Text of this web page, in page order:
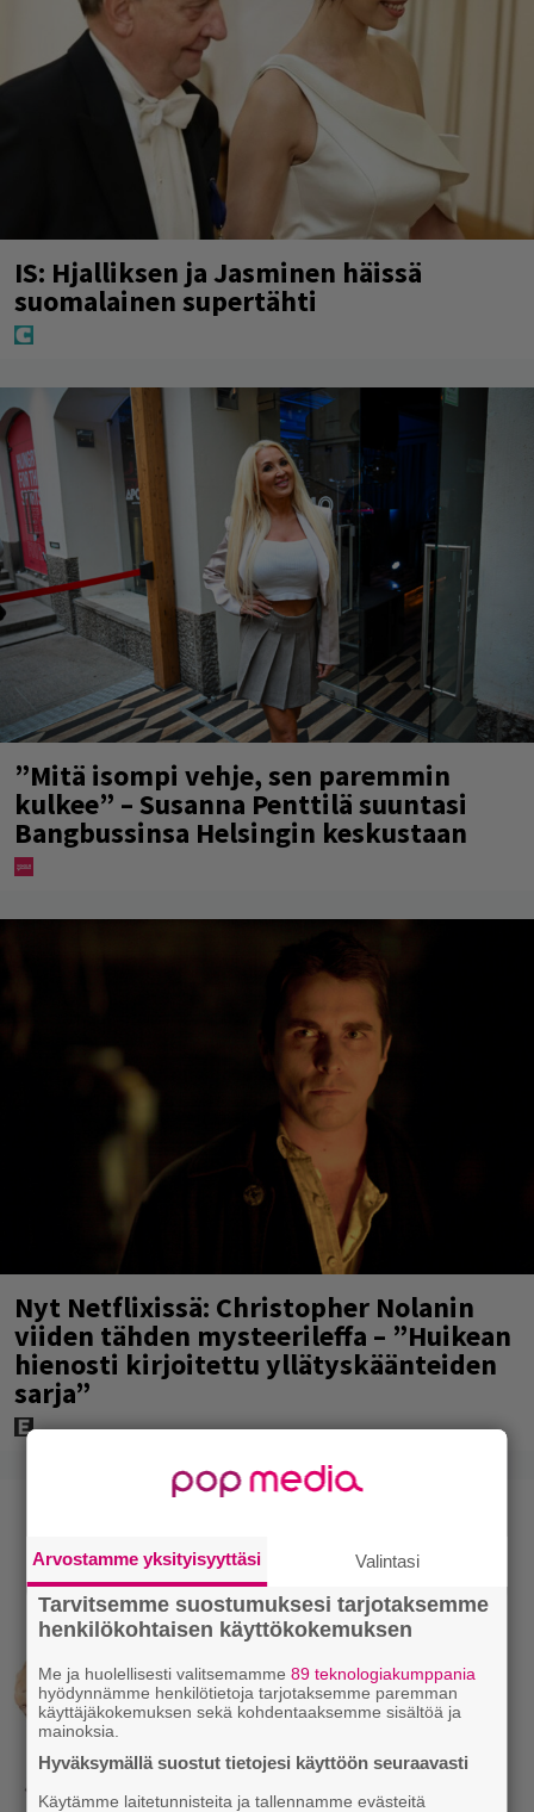
IS: Hjalliksen ja Jasminen häissä
suomalainen supertähti
”Mitä isompi vehje, sen paremmin
kulkee” – Susanna Penttilä suuntasi
Bangbussinsa Helsingin keskustaan
Nyt Netflixissä: Christopher Nolanin
viiden tähden mysteerileffa – ”Huikean
hienosti kirjoitettu yllätyskäänteiden
sarja”
Arvostamme yksityisyyttäsi Valintasi
Tarvitsemme suostumuksesi tarjotaksemme
henkilökohtaisen käyttökokemuksen
Me ja huolellisesti valitsemamme89 teknologiakumppania
hyödynnämme henkilötietoja tarjotaksemme paremman
käyttäjäkokemuksen sekä kohdentaaksemme sisältöä ja
mainoksia.
Hyväksymällä suostut tietojesi käyttöön seuraavasti
Käytämme laitetunnisteita ja tallennamme evästeitä